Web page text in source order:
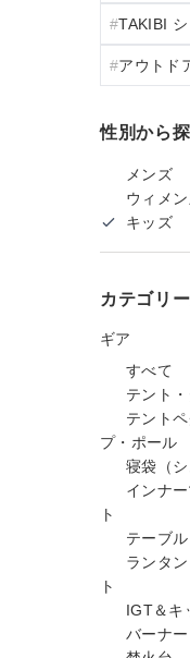
TAKIBI
アウトド
性別から
メンズ
ウィメ
キッズ
カテゴリ
ギア
すべて
テント
テント
プ・ポール
寝袋（
インナ
ト
テーブ
ランタ
ト
IGT＆キ
バーナ